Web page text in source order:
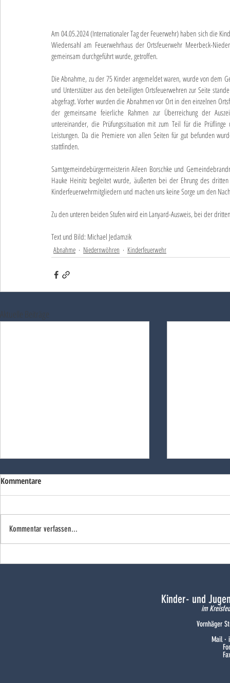
Am 04.05.2024 (Internationaler Tag der Feuerwehr) haben sich die
Wiedensahl am Feuerwehrhaus der Ortsfeuerwehr Meerbeck-
gemeinsam durchgeführt wurde, getroffen.
Die Abnahme, zu der 75 Kinder angemeldet waren, wurde von dem
und Unterstützer aus den beteiligten Ortsfeuerwehren zur Seite
abgefragt. Vorher wurden die Abnahmen vor Ort in den einzelnen
der gemeinsame feierliche Rahmen zur Überreichung der
untereinander, die Prüfungssituation mit zum Teil für die
Leistungen. Da die Premiere von allen Seiten für gut befunden
stattfinden.
Samtgemeindebürgermeisterin Aileen Borschke und
Hauke Heinitz begleitet wurde, äußerten bei der Ehrung des
Kinderfeuerwehrmitgliedern und machen uns keine Sorge um den
Zu den unteren beiden Stufen wird ein Lanyard-Ausweis, bei der
Text und Bild: Michael Jedamzik
Abnahme Niedernwöhren Kinderfeuerwehr
Aktuelle Beiträge
Kommentare
Kommentar verfassen...
Kinder- und
im
Vornhäger
Mail ·